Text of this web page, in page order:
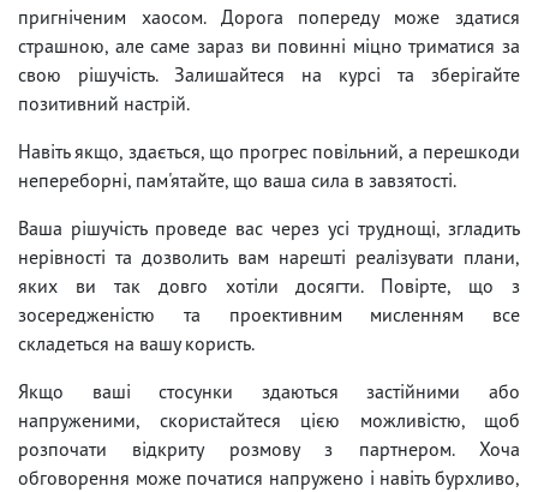
пригніченим хаосом. Дорога попереду може здатися
страшною, але саме зараз ви повинні міцно триматися за
свою рішучість. Залишайтеся на курсі та зберігайте
позитивний настрій.
Навіть якщо, здається, що прогрес повільний, а перешкоди
непереборні, пам'ятайте, що ваша сила в завзятості.
Ваша рішучість проведе вас через усі труднощі, згладить
нерівності та дозволить вам нарешті реалізувати плани,
яких ви так довго хотіли досягти. Повірте, що з
зосередженістю та проективним мисленням все
складеться на вашу користь.
Якщо ваші стосунки здаються застійними або
напруженими, скористайтеся цією можливістю, щоб
розпочати відкриту розмову з партнером. Хоча
обговорення може початися напружено і навіть бурхливо,